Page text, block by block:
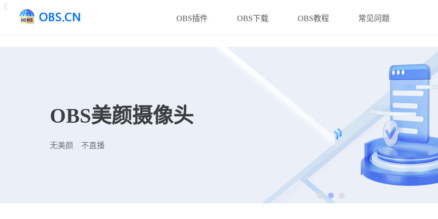
《
OBS插件
OBS下载 OBS教程 常见问题
OBS美颜摄像头
无美颜 不直播